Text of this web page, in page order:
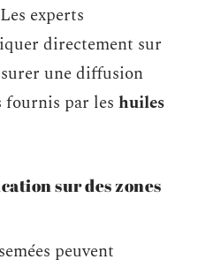
experts
directement sur
une diffusion
par les huiles
sur des zones
peuvent